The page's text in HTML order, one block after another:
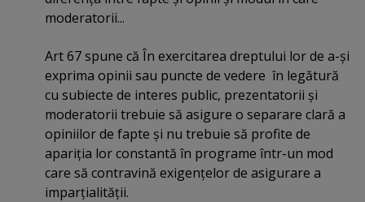
moderatorii...
Art 67 spune că În exercitarea dreptului lor de a-şi
exprima opinii sau puncte de vedere în legătură
cu subiecte de interes public, prezentatorii şi
moderatorii trebuie să asigure o separare clară a
opiniilor de fapte şi nu trebuie să profite de
apariţia lor constantă în programe într-un mod
care să contravină exigenţelor de asigurare a
imparţialităţii.